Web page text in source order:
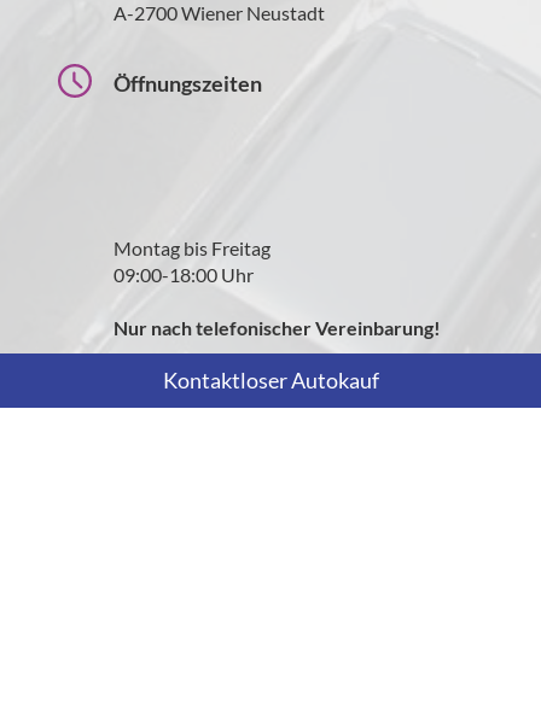
Kontaktloser Autokauf
A-2700 Wiener Neustadt
Öffnungszeiten
Montag bis Freitag
09:00-18:00 Uhr
Nur nach telefonischer Vereinbarung!